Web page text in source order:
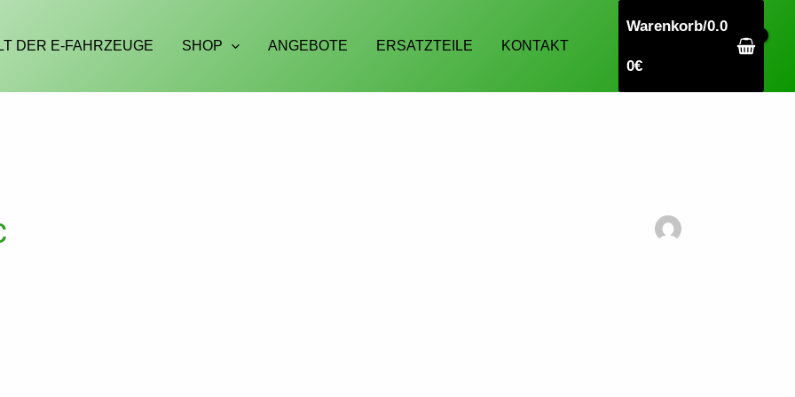
DER E-FAHRZEUGE SHOP ANGEBOTE ERSATZTEILE KONTAKT
Warenkorb/0.0
0€